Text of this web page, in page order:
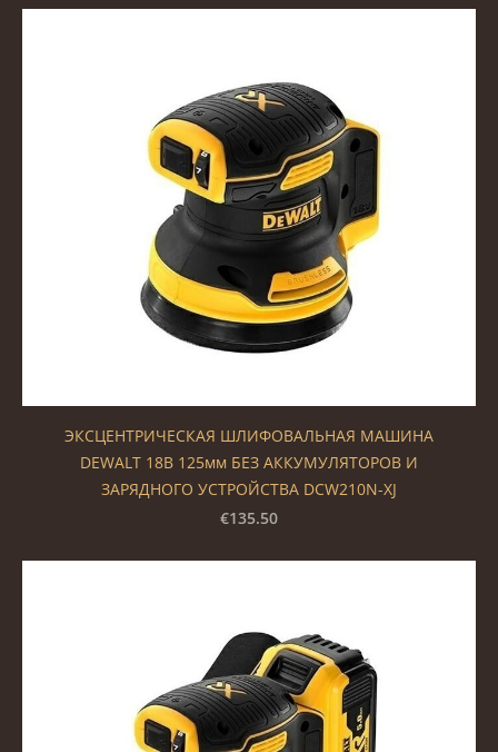
ЭКСЦЕНТРИЧЕСКАЯ ШЛИФОВАЛЬНАЯ МАШИНА
DEWALT 18В 125мм БЕЗ АККУМУЛЯТОРОВ И
ЗАРЯДНОГО УСТРОЙСТВА DCW210N-XJ
€135.50